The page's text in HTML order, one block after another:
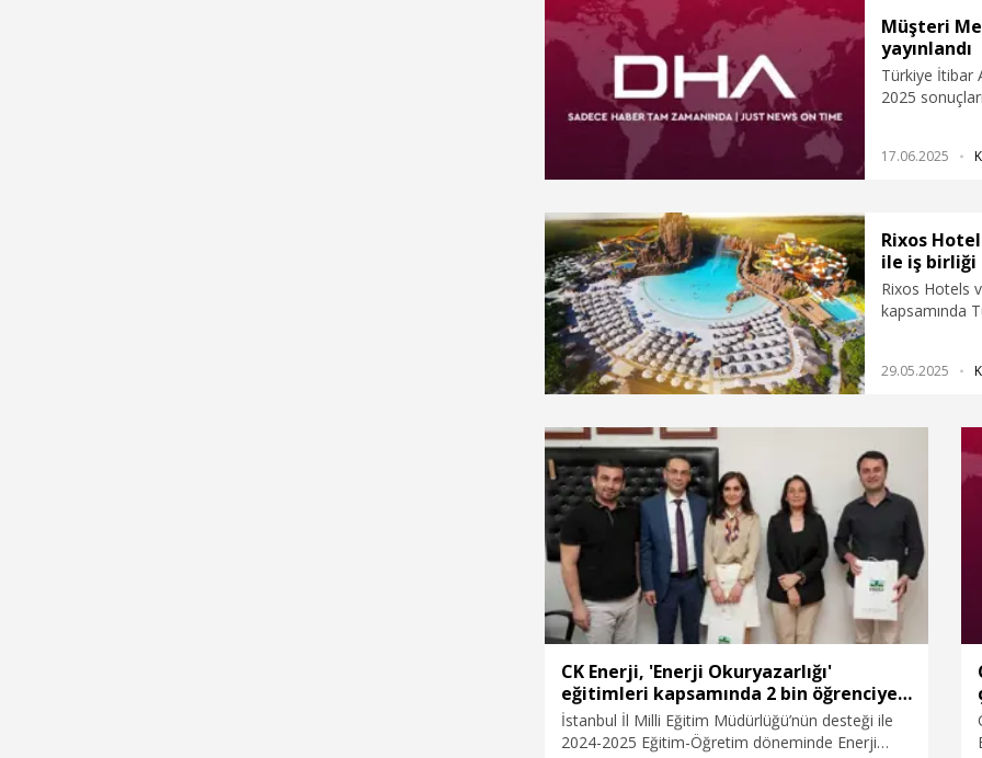
Müşteri
yayınlandı
Türkiye İtibar
2025
Memnuniyeti
17.06.2025
Rixos
ile iş birliği
Rixos Hotels
kapsamında
çıkan karbon
29.05.2025
CK Enerji, 'Enerji Okuryazarlığı'
eğitimleri kapsamında 2 bin öğrenciye
ulaştı
İstanbul İl Milli Eğitim Müdürlüğü’nün desteği ile
2024-2025 Eğitim-Öğretim döneminde Enerji